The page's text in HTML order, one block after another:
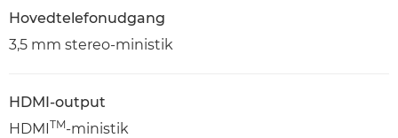
Hovedtelefonudgang
3,5 mm stereo-ministik
HDMI-output
HDMITM-ministik